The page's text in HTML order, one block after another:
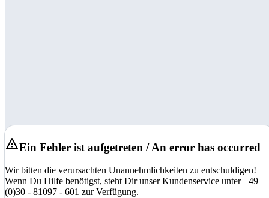
Ein Fehler ist aufgetreten / An error has occurred
Wir bitten die verursachten Unannehmlichkeiten zu entschuldigen!
Wenn Du Hilfe benötigst, steht Dir unser Kundenservice unter +49
(0)30 - 81097 - 601 zur Verfügung.